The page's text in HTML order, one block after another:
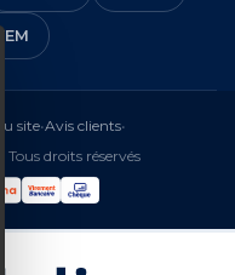
VEM
site•Avis clients•
droits réservés